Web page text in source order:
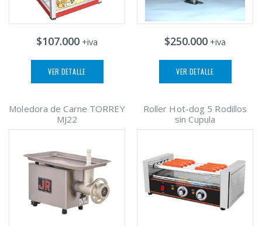
$107.000 +iva
VER DETALLE
$250.000 +iva
VER DETALLE
Moledora de Carne TORREY
MJ22
Roller Hot-dog 5 Rodillos
sin Cupula